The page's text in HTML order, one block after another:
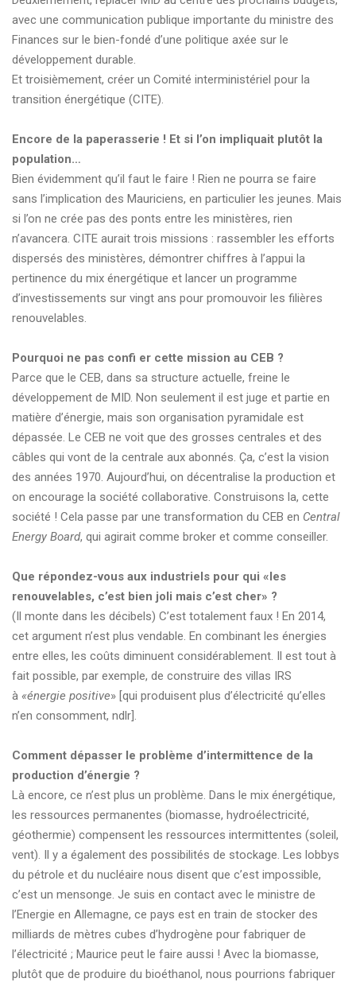
avec une communication publique importante du ministre des
Finances sur le bien-fondé d’une politique axée sur le
développement durable.
Et troisièmement, créer un Comité interministériel pour la
transition énergétique (CITE).
Encore de la paperasserie ! Et si l’on impliquait plutôt la
population…
Bien évidemment qu’il faut le faire ! Rien ne pourra se faire
sans l’implication des Mauriciens, en particulier les jeunes. Mais
si l’on ne crée pas des ponts entre les ministères, rien
n’avancera. CITE aurait trois missions : rassembler les efforts
dispersés des ministères, démontrer chiffres à l’appui la
pertinence du mix énergétique et lancer un programme
d’investissements sur vingt ans pour promouvoir les filières
renouvelables.
Pourquoi ne pas confi er cette mission au CEB ?
Parce que le CEB, dans sa structure actuelle, freine le
développement de MID. Non seulement il est juge et partie en
matière d’énergie, mais son organisation pyramidale est
dépassée. Le CEB ne voit que des grosses centrales et des
câbles qui vont de la centrale aux abonnés. Ça, c’est la vision
des années 1970. Aujourd’hui, on décentralise la production et
on encourage la société collaborative. Construisons la, cette
société ! Cela passe par une transformation du CEB en Central
Energy Board, qui agirait comme broker et comme conseiller.
Que répondez-vous aux industriels pour qui «les
renouvelables, c’est bien joli mais c’est cher» ?
(Il monte dans les décibels) C’est totalement faux ! En 2014,
cet argument n’est plus vendable. En combinant les énergies
entre elles, les coûts diminuent considérablement. Il est tout à
fait possible, par exemple, de construire des villas IRS
à «énergie positive» [qui produisent plus d’électricité qu’elles
n’en consomment, ndlr].
Comment dépasser le problème d’intermittence de la
production d’énergie ?
Là encore, ce n’est plus un problème. Dans le mix énergétique,
les ressources permanentes (biomasse, hydroélectricité,
géothermie) compensent les ressources intermittentes (soleil,
vent). Il y a également des possibilités de stockage. Les lobbys
du pétrole et du nucléaire nous disent que c’est impossible,
c’est un mensonge. Je suis en contact avec le ministre de
l’Energie en Allemagne, ce pays est en train de stocker des
milliards de mètres cubes d’hydrogène pour fabriquer de
l’électricité ; Maurice peut le faire aussi ! Avec la biomasse,
plutôt que de produire du bioéthanol, nous pourrions fabriquer